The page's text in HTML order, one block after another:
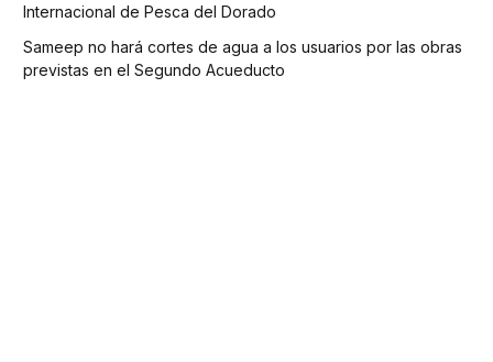
Internacional de Pesca del Dorado
Sameep no hará cortes de agua a los usuarios por las obras
previstas en el Segundo Acueducto